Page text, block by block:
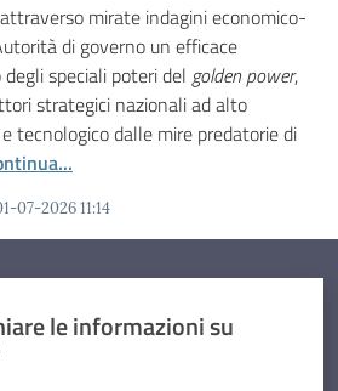
mirate indagini economico-
di governo un efficace
speciali poteri del golden power,
strategici nazionali ad alto
tecnologico dalle mire predatorie di
07-2026 11:14
le informazioni su